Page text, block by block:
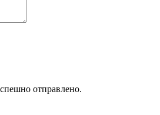
отправлено.